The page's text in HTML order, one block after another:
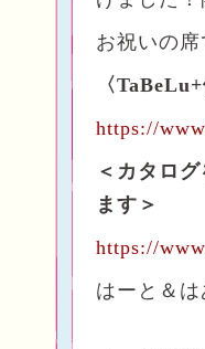
お祝いの
〈
https://
＜カタロ
ます＞
https://
はーと＆